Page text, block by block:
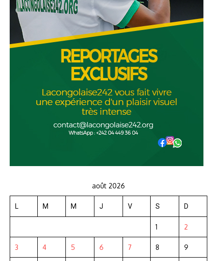
août 2026
L M M J V S D
1 2
3 4 5 6 7 8 9